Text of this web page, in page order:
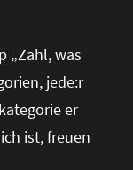
„Zahl, was
jede:r
er
ist, freuen